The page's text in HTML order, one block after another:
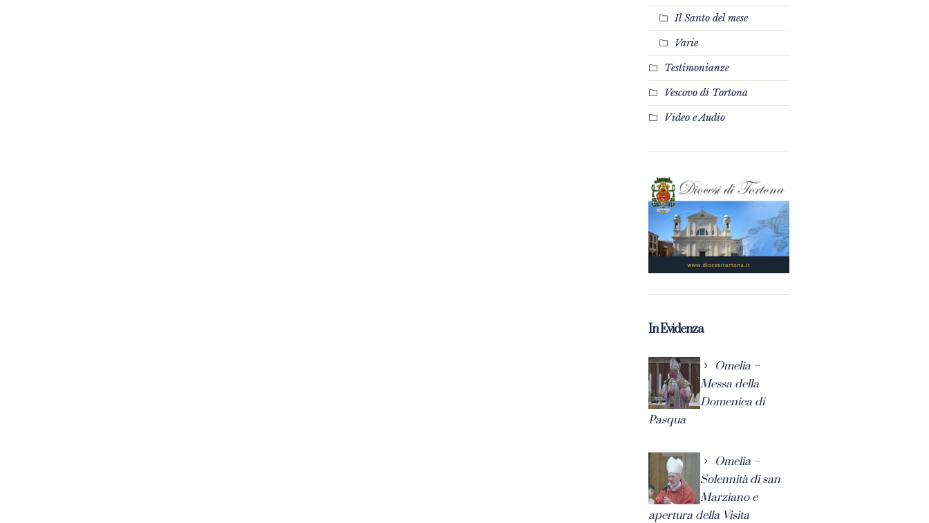
Il Santo del mese
Varie
Testimonianze
Vescovo di Tortona
Video e Audio
In Evidenza
Omelia –
Messa della
Domenica di
Pasqua
Omelia –
Solennità di san
Marziano e
apertura della Visita